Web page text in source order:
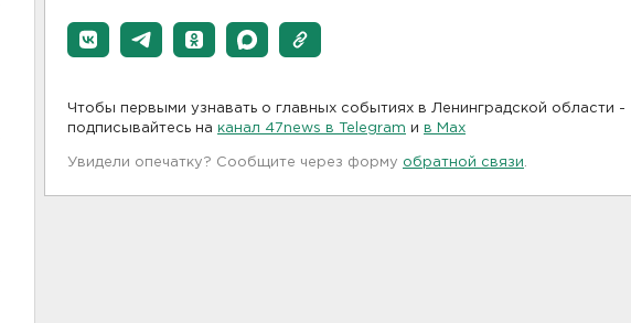
Чтобы первыми узнавать о главных событиях в Ленинградской области -
подписывайтесь на канал 47news в Telegram и в Maх
Увидели опечатку? Сообщите через форму обратной связи